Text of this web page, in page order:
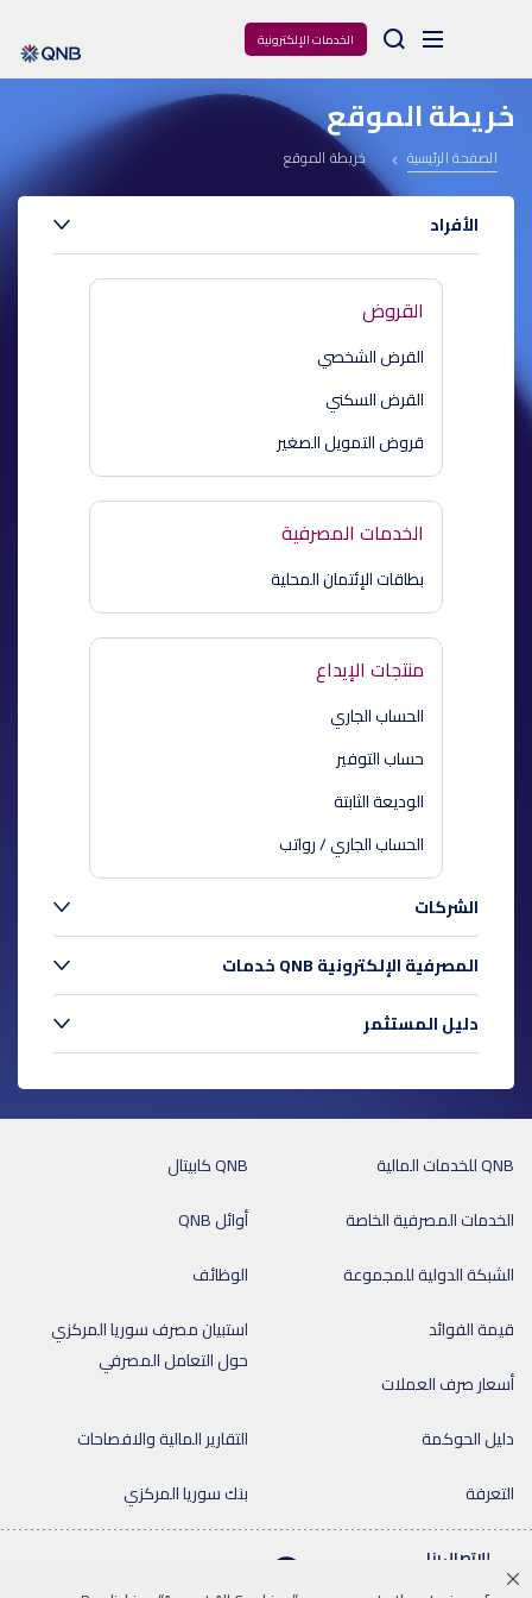
الخدمات الإلكترونية Arama
خريطة الموقع
الصفحة الرئيسية خريطة الموقع
الأفراد
القروض
القرض الشخصي
القرض السكني
قروض التمويل الصغير
الخدمات المصرفية
بطاقات الإئتمان المحلية
منتجات الإيداع
الحساب الجاري
حساب التوفير
الوديعة الثابتة
الحساب الجاري / رواتب
الشركات
خدمات QNB المصرفية الإلكترونية
دليل المستثمر
QNB كابيتال
QNB للخدمات المالية
أوائل QNB
الخدمات المصرفية الخاصة
الوظائف
الشبكة الدولية للمجموعة
استبيان مصرف سوريا المركزي
حول التعامل المصرفي
قيمة الفوائد
أسعار صرف العملات
التقارير المالية والافصاحات
دليل الحوكمة
بنك سوريا المركزي
التعرفة
للإتصال بنا